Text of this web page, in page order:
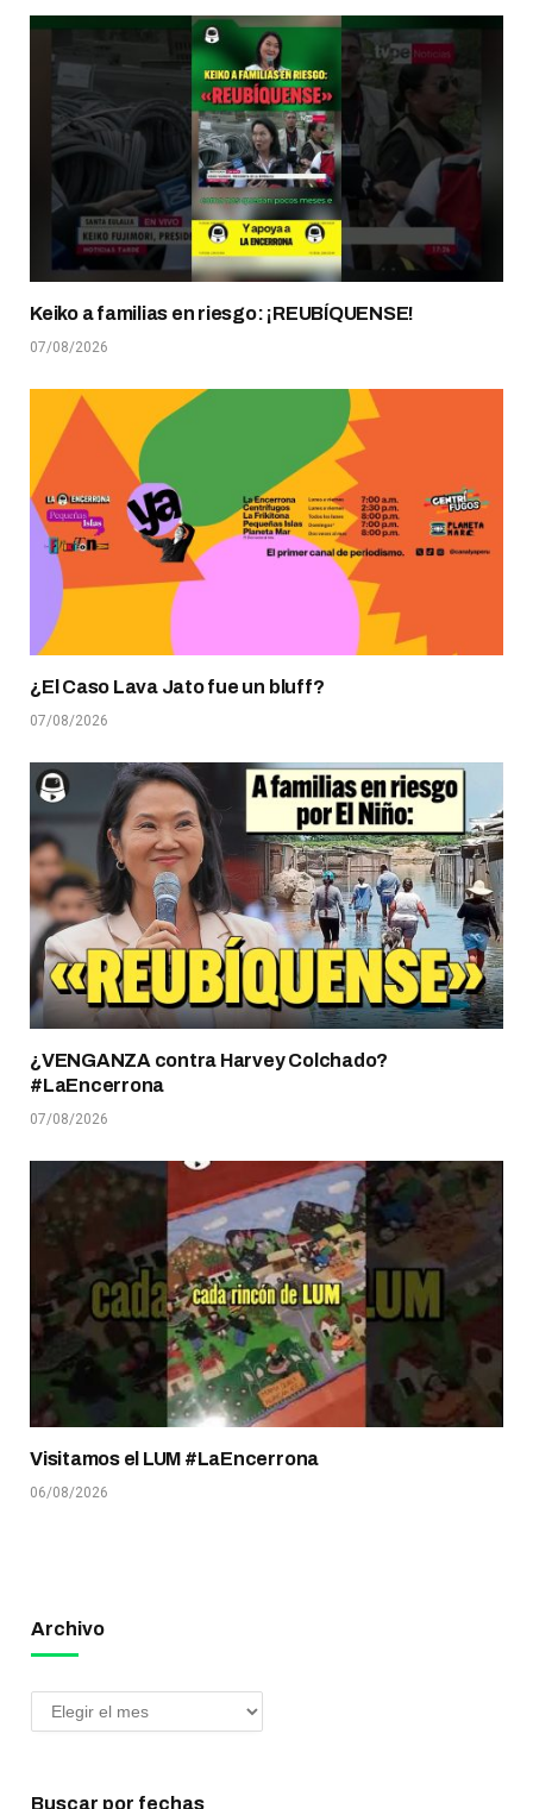
Keiko a familias en riesgo: ¡REUBÍQUENSE!
07/08/2026
¿El Caso Lava Jato fue un bluff?
07/08/2026
¿VENGANZA contra Harvey Colchado?
#LaEncerrona
07/08/2026
Visitamos el LUM #LaEncerrona
06/08/2026
Archivo
Buscar por fechas